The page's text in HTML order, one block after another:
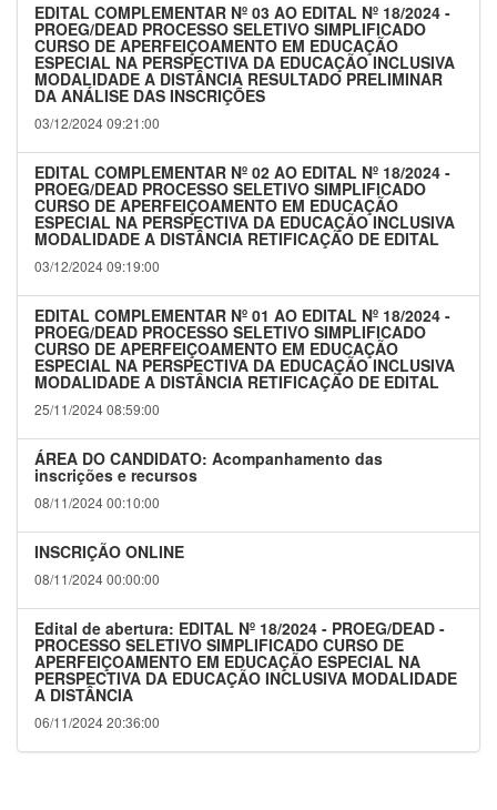
EDITAL COMPLEMENTAR Nº 03 AO EDITAL Nº 18/2024 -
PROEG/DEAD PROCESSO SELETIVO SIMPLIFICADO
CURSO DE APERFEIÇOAMENTO EM EDUCAÇÃO
ESPECIAL NA PERSPECTIVA DA EDUCAÇÃO INCLUSIVA
MODALIDADE A DISTÂNCIA RESULTADO PRELIMINAR
DA ANÁLISE DAS INSCRIÇÕES
03/12/2024 09:21:00
EDITAL COMPLEMENTAR Nº 02 AO EDITAL Nº 18/2024 -
PROEG/DEAD PROCESSO SELETIVO SIMPLIFICADO
CURSO DE APERFEIÇOAMENTO EM EDUCAÇÃO
ESPECIAL NA PERSPECTIVA DA EDUCAÇÃO INCLUSIVA
MODALIDADE A DISTÂNCIA RETIFICAÇÃO DE EDITAL
03/12/2024 09:19:00
EDITAL COMPLEMENTAR Nº 01 AO EDITAL Nº 18/2024 -
PROEG/DEAD PROCESSO SELETIVO SIMPLIFICADO
CURSO DE APERFEIÇOAMENTO EM EDUCAÇÃO
ESPECIAL NA PERSPECTIVA DA EDUCAÇÃO INCLUSIVA
MODALIDADE A DISTÂNCIA RETIFICAÇÃO DE EDITAL
25/11/2024 08:59:00
ÁREA DO CANDIDATO: Acompanhamento das
inscrições e recursos
08/11/2024 00:10:00
INSCRIÇÃO ONLINE
08/11/2024 00:00:00
Edital de abertura: EDITAL Nº 18/2024 - PROEG/DEAD -
PROCESSO SELETIVO SIMPLIFICADO CURSO DE
APERFEIÇOAMENTO EM EDUCAÇÃO ESPECIAL NA
PERSPECTIVA DA EDUCAÇÃO INCLUSIVA MODALIDADE
A DISTÂNCIA
06/11/2024 20:36:00